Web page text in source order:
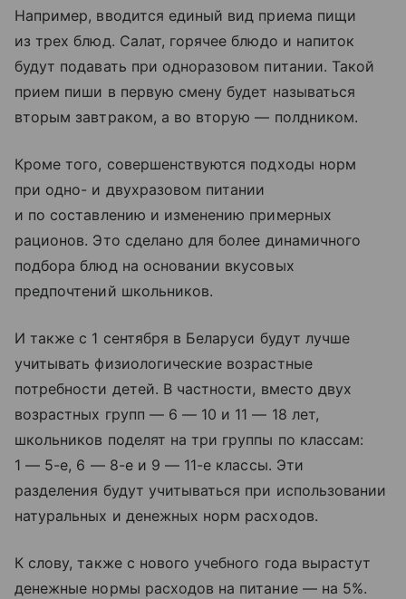
Например, вводится единый вид приема пищи
из трех блюд. Салат, горячее блюдо и напиток
будут подавать при одноразовом питании. Такой
прием пиши в первую смену будет называться
вторым завтраком, а во вторую — полдником.
Кроме того, совершенствуются подходы норм
при одно- и двухразовом питании
и по составлению и изменению примерных
рационов. Это сделано для более динамичного
подбора блюд на основании вкусовых
предпочтений школьников.
И также с 1 сентября в Беларуси будут лучше
учитывать физиологические возрастные
потребности детей. В частности, вместо двух
возрастных групп — 6 — 10 и 11 — 18 лет,
школьников поделят на три группы по классам:
1 — 5-е, 6 — 8-е и 9 — 11-е классы. Эти
разделения будут учитываться при использовании
натуральных и денежных норм расходов.
К слову, также с нового учебного года вырастут
денежные нормы расходов на питание — на 5%.